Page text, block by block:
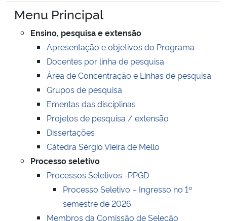
Ministério da Cidadania
Ministério da Saúde
Ministério de Minas e Energia
Ministério da Ciência, Tecnologia, Inovações e Comunicações
Ministério do Meio Ambiente
Ministério do Turismo
Menu Principal
Ensino, pesquisa e extensão
Apresentação e objetivos do Programa
Docentes por linha de pesquisa
Área de Concentração e Linhas de pesquisa
Grupos de pesquisa
Ementas das disciplinas
Projetos de pesquisa / extensão
Dissertações
Cátedra Sérgio Vieira de Mello
Processo seletivo
Processos Seletivos -PPGD
Processo Seletivo – Ingresso no 1º
semestre de 2026
Membros da Comissão de Seleção